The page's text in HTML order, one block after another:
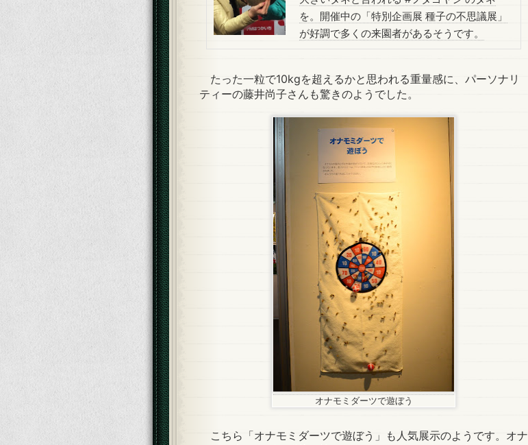
を。開催中の「特別企画展 種子の不思議展」
が好調で多くの来園者があるそうです。
たった一粒で10kgを超えるかと思われる重量感に、パーソナリ
ティーの藤井尚子さんも驚きのようでした。
オナモミダーツで遊ぼう
こちら「オナモミダーツで遊ぼう」も人気展示のようです。オナ